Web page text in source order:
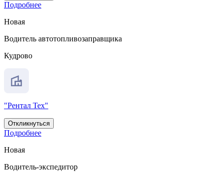
Подробнее
Новая
Водитель автотопливозаправщика
Кудрово
"Рентал Тех"
Откликнуться
Подробнее
Новая
Водитель-экспедитор